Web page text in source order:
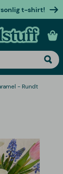
t-shirt!
gaver
- Rundt